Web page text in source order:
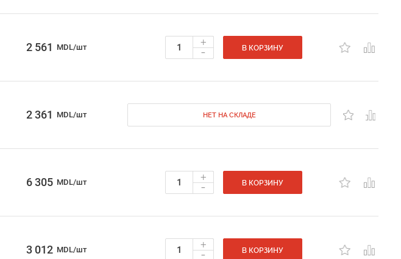
2 561 MDL/шт +
- В КОРЗИНУ
2 361 MDL/шт НЕТ НА СКЛАДЕ
6 305 MDL/шт +
- В КОРЗИНУ
3 012 MDL/шт +
- В КОРЗИНУ